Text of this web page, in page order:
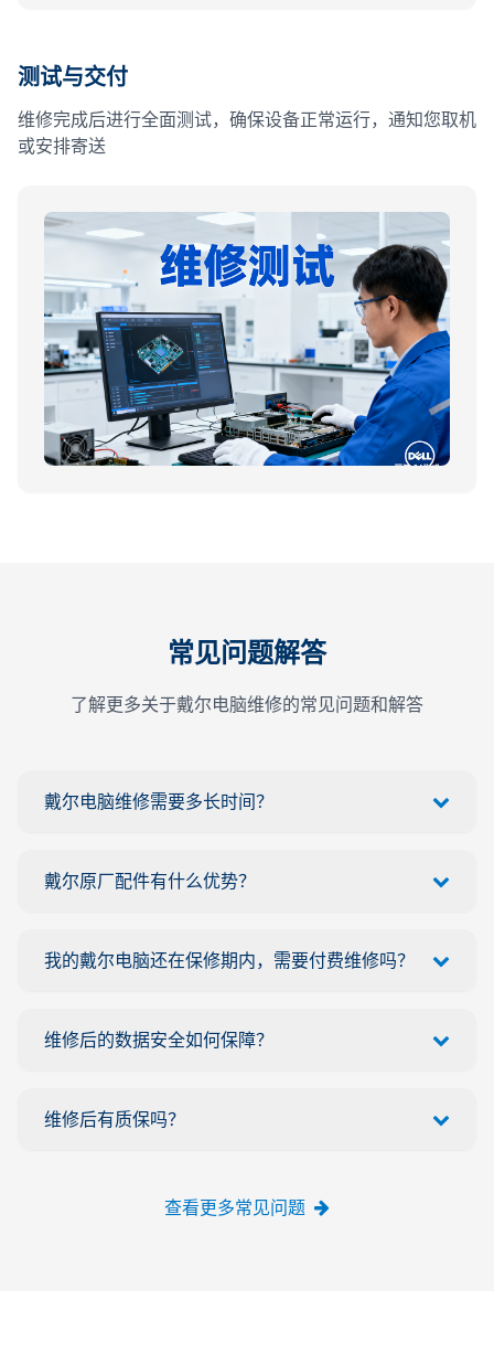
测试与交付
维修完成后进行全面测试，确保设备正常运行，通知您取机
或安排寄送
常见问题解答
了解更多关于戴尔电脑维修的常见问题和解答
戴尔电脑维修需要多长时间？
戴尔原厂配件有什么优势？
我的戴尔电脑还在保修期内，需要付费维修吗？
维修后的数据安全如何保障？
维修后有质保吗？
查看更多常见问题